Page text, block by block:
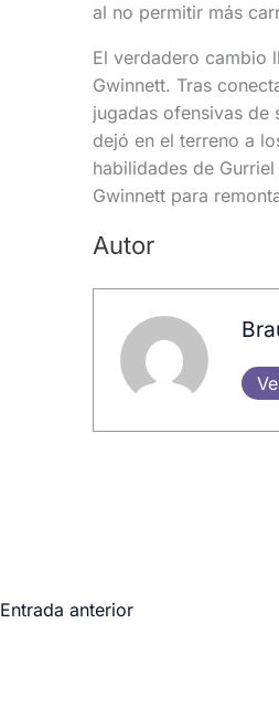
al no permitir más
El verdadero cambio
Gwinnett. Tras
jugadas ofensivas de
dejó en el terreno a
habilidades de
Gwinnett para
Autor
Entrada anterior